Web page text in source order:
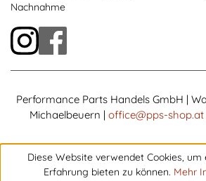
Nachnahme
Performance Parts Handels GmbH |
Michaelbeuern | office@pps-shop.at
Diese Website verwendet Cookies,
Erfahrung bieten zu können. Mehr